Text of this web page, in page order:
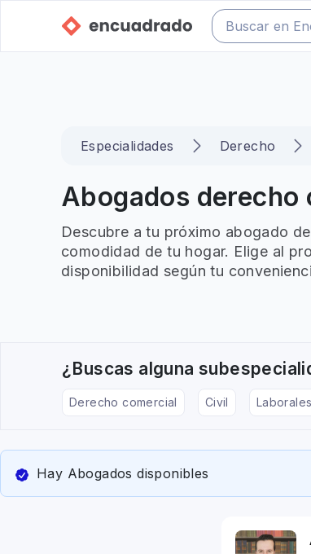
Especialidades Derecho
Abogados derecho
Descubre a tu próximo abogado
comodidad de tu hogar. Elige al
disponibilidad según tu
¿Buscas alguna
Derecho comercial Civil Laborales
Hay Abogados disponibles